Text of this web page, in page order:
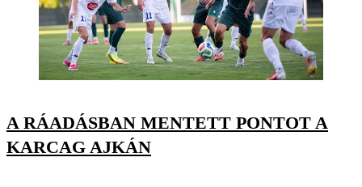
A RÁADÁSBAN MENTETT PONTOT A
KARCAG AJKÁN